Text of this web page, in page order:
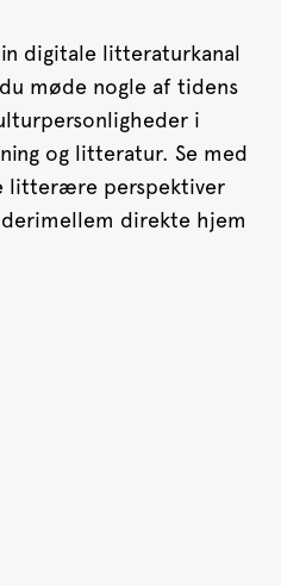
digitale litteraturkanal
møde nogle af tidens
i
og litteratur. Se med
litterære perspektiver
direkte hjem